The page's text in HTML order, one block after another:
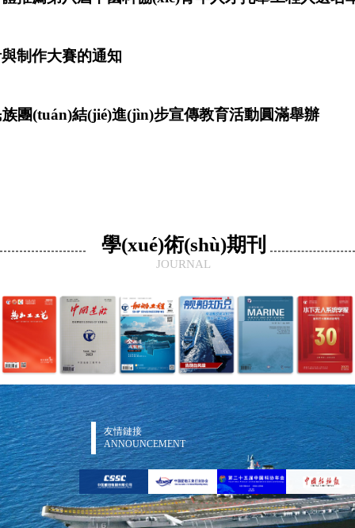
制作大賽的通知
團(tuán)結(jié)進(jìn)步宣傳教育活動圓滿舉辦
學(xué)術(shù)期刊
JOURNAL
友情鏈接
ANNOUNCEMENT